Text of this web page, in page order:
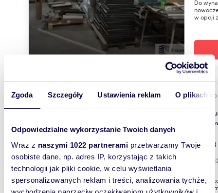
Zgoda Szczegóły Ustawienia reklam O plikach
Odpowiedzialne wykorzystanie Twoich danych
Wraz z naszymi 1022 partnerami przetwarzamy Twoje
osobiste dane, np. adres IP, korzystając z takich
technologii jak pliki cookie, w celu wyświetlania
spersonalizowanych reklam i treści, analizowania tychże,
Do
w opcji
73,20
Lokal użytkowy 73 m² przy rondzie Matecznego
3 623
lokal
Jest to